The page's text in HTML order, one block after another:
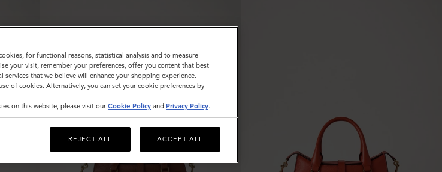
for functional reasons, statistical analysis and to measure
your visit, remember your preferences, offer you content that best
that we believe will enhance your shopping experience.
of cookies. Alternatively, you can set your cookie preferences by
on this website, please visit our Cookie Policy and Privacy Policy.
REJECT ALL ACCEPT ALL